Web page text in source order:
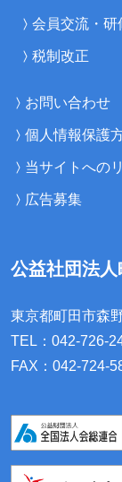
会員交流・研
税制改正
お問い合わせ
個人情報保護
当サイトへの
広告募集
公益社団法
東京都町田市森
TEL：042-726-
FAX：042-724-